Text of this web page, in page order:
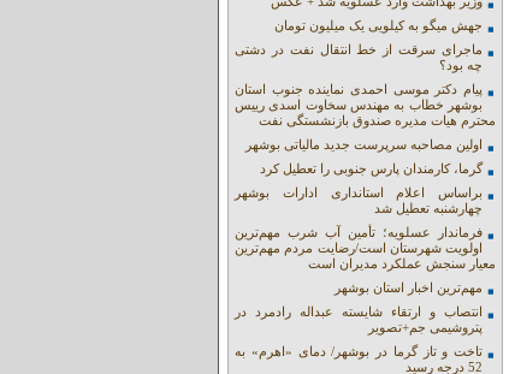
جهش میگو به کیلویی یک میلیون تومان
ماجرای سرقت از خط انتقال نفت در دشتی
چه بود؟
پیام دکتر موسی احمدی نماینده جنوب استان
بوشهر خطاب به مهندس سخاوت اسدی رییس
محترم هیات مدیره صندوق بازنشستگی نفت
اولین مصاحبه سرپرست جدید مالیاتی بوشهر
گرما، کارمندان پارس جنوبی را تعطیل کرد
براساس اعلام استانداری ادارات بوشهر
چهارشنبه تعطیل شد
فرماندار عسلویه؛ تأمین آب شرب مهم‌ترین
اولویت شهرستان است/رضایت مردم مهم‌ترین
معیار سنجش عملکرد مدیران است
مهم‌ترین اخبار استان بوشهر
انتصاب و ارتقاء شایسته عبداله رادمرد در
پتروشیمی جم+تصویر
تاخت و تاز گرما در بوشهر/ دمای «اهرم» به
52 درجه رسید